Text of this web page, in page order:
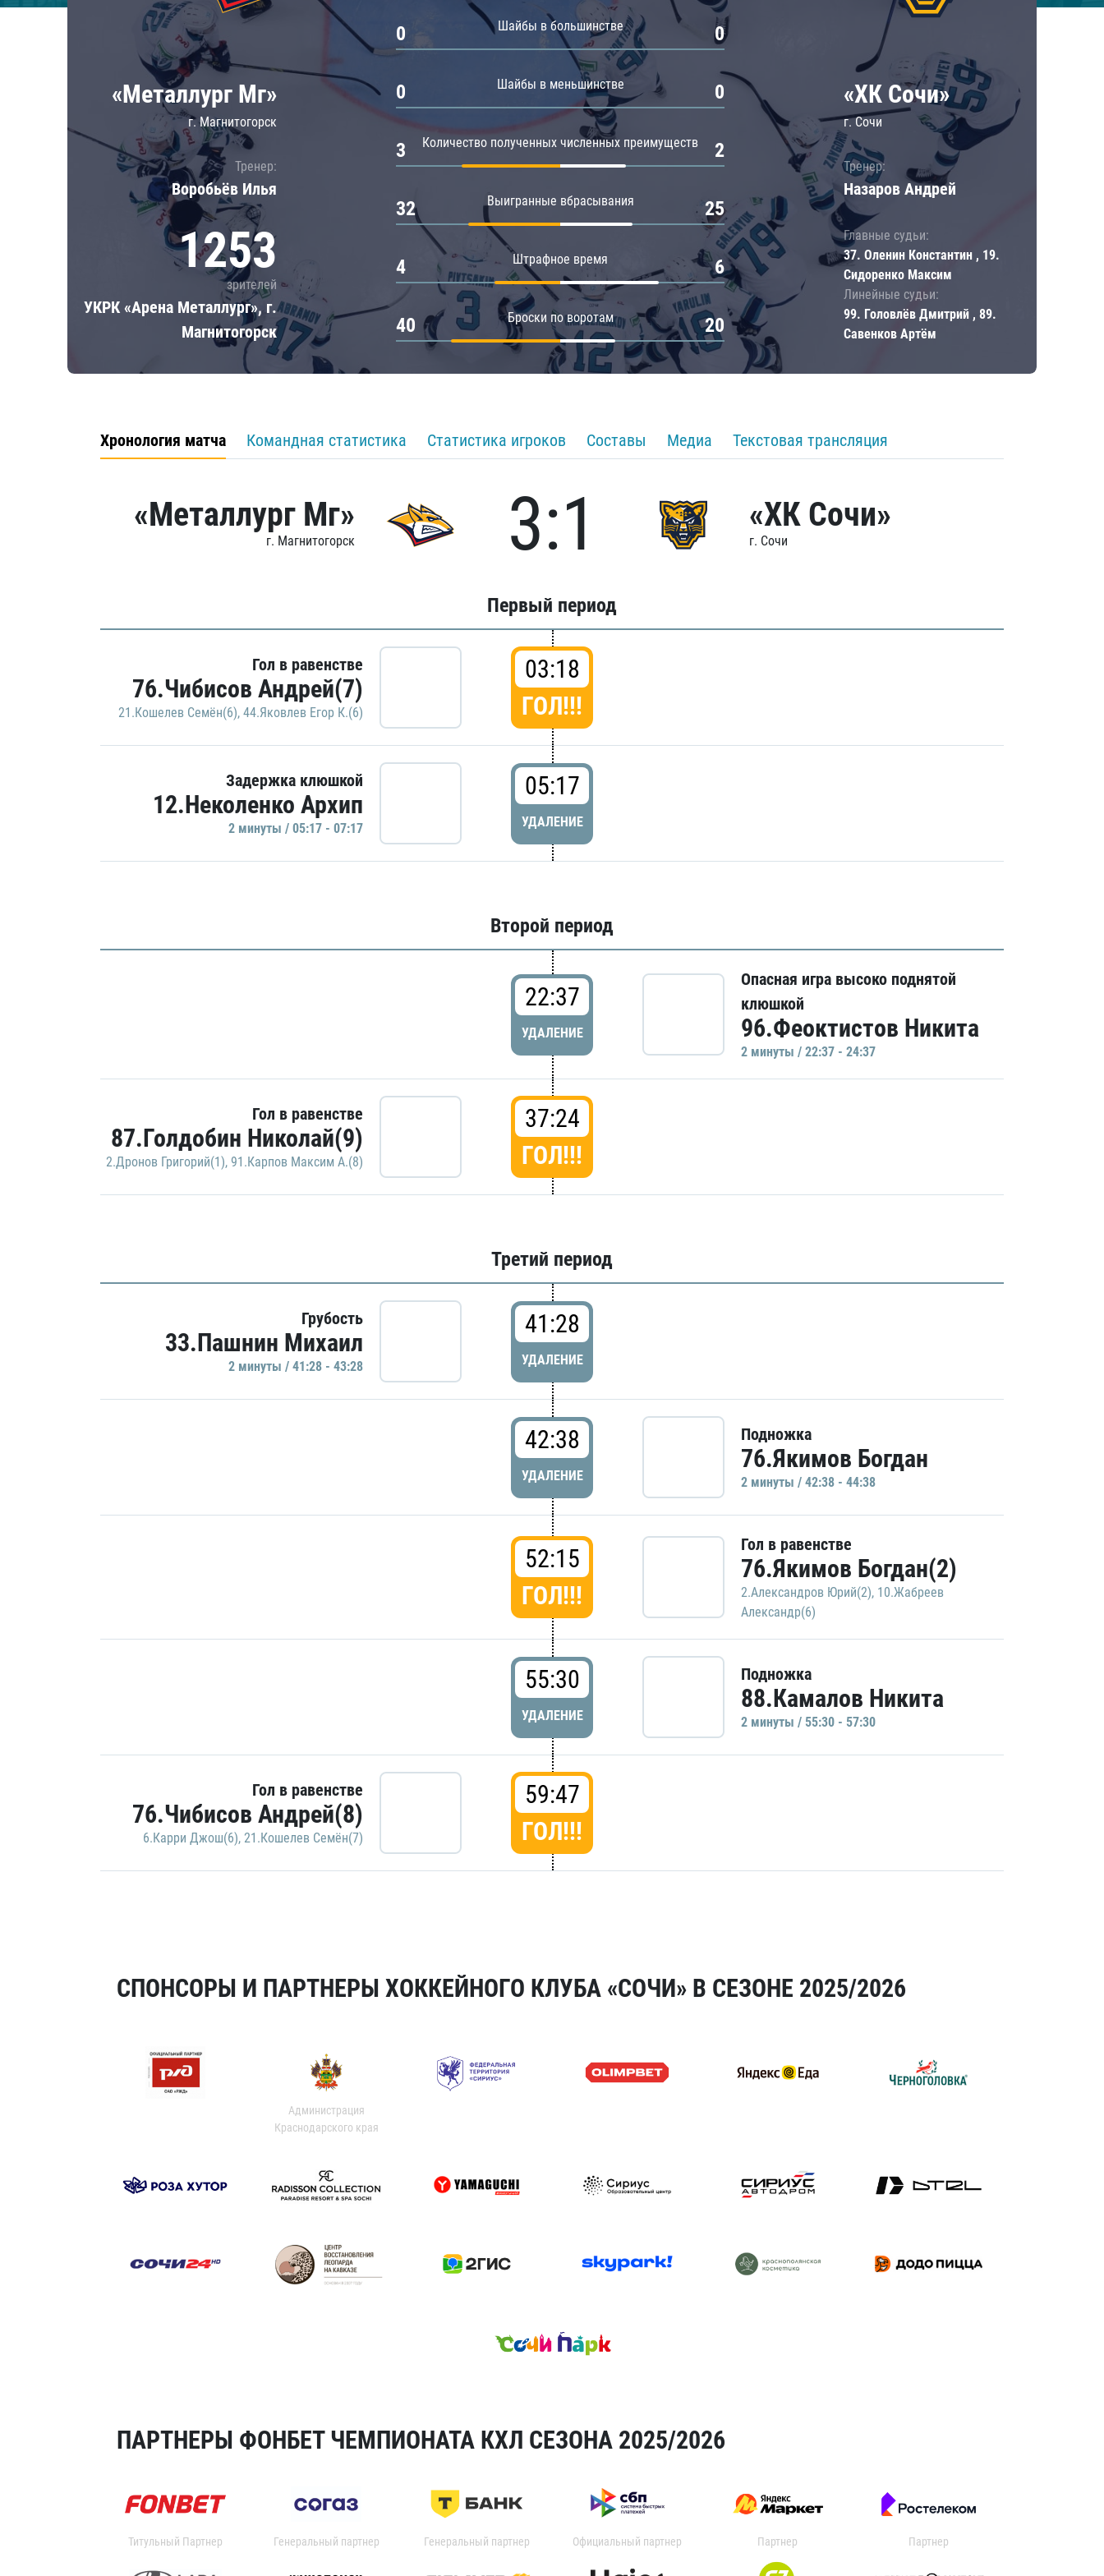
Локомотив
ЦСКА
Шанхайские Драконы
«Металлург Мг»
г. Магнитогорск
Тренер:
Воробьёв Илья
1253
зрителей
УКРК «Арена Металлург», г.
Магнитогорск
Шайбы в большинстве
0 0
Шайбы в меньшинстве
0 0
Количество полученных численных преимуществ
3 2
Выигранные вбрасывания
32 25
Штрафное время
4 6
Броски по воротам
40 20
«ХК Сочи»
г. Сочи
Тренер:
Назаров Андрей
Главные судьи:
37. Оленин Константин , 19.
Сидоренко Максим
Линейные судьи:
99. Головлёв Дмитрий , 89.
Савенков Артём
Хронология матча Командная статистика Статистика игроков Составы Медиа Текстовая трансляция
«Металлург Мг»
г. Магнитогорск 3:1 «ХК Сочи»
г. Сочи
Первый период
Гол в равенстве
76.Чибисов Андрей(7)
21.Кошелев Семён(6), 44.Яковлев Егор К.(6)
03:18
ГОЛ!!!
Задержка клюшкой
12.Неколенко Архип
2 минуты / 05:17 - 07:17
05:17
УДАЛЕНИЕ
Второй период
22:37
УДАЛЕНИЕ
Опасная игра высоко поднятой
клюшкой
96.Феоктистов Никита
2 минуты / 22:37 - 24:37
Гол в равенстве
87.Голдобин Николай(9)
2.Дронов Григорий(1), 91.Карпов Максим А.(8)
37:24
ГОЛ!!!
Третий период
Грубость
33.Пашнин Михаил
2 минуты / 41:28 - 43:28
41:28
УДАЛЕНИЕ
42:38
УДАЛЕНИЕ
Подножка
76.Якимов Богдан
2 минуты / 42:38 - 44:38
52:15
ГОЛ!!!
Гол в равенстве
76.Якимов Богдан(2)
2.Александров Юрий(2), 10.Жабреев
Александр(6)
55:30
УДАЛЕНИЕ
Подножка
88.Камалов Никита
2 минуты / 55:30 - 57:30
Гол в равенстве
76.Чибисов Андрей(8)
6.Карри Джош(6), 21.Кошелев Семён(7)
59:47
ГОЛ!!!
СПОНСОРЫ И ПАРТНЕРЫ ХОККЕЙНОГО КЛУБА «СОЧИ» В СЕЗОНЕ 2025/2026
Администрация
Краснодарского края
ПАРТНЕРЫ ФОНБЕТ ЧЕМПИОНАТА КХЛ СЕЗОНА 2025/2026
Титульный Партнер Генеральный партнер Генеральный партнер Официальный партнер Партнер Партнер